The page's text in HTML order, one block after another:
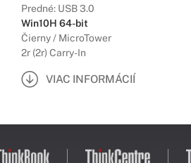
Predné: USB 3.0
Win10H 64-bit
Čierny / MicroTower
2r (2r) Carry-In
VIAC INFORMÁCIÍ